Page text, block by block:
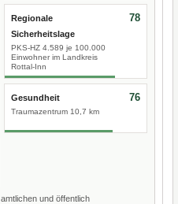
Regionale
Sicherheitslage
PKS-HZ 4.589 je 100.000
Einwohner im Landkreis
Rottal-Inn
78
Gesundheit
Traumazentrum 10,7 km
76
und öffentlich